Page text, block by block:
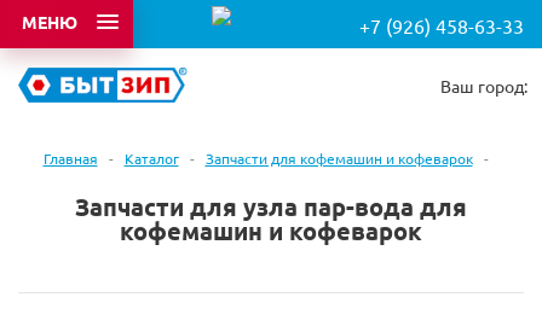
+7 (926) 458-63-33
Ваш город:
МЕНЮ
Главная - Каталог - Запчасти для кофемашин и кофеварок -
Запчасти для узла пар-вода для
кофемашин и кофеварок